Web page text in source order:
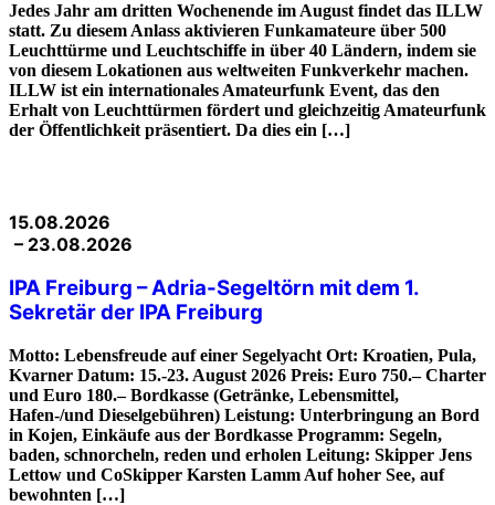
Jedes Jahr am dritten Wochenende im August findet das ILLW
statt. Zu diesem Anlass aktivieren Funkamateure über 500
Leuchttürme und Leuchtschiffe in über 40 Ländern, indem sie
von diesem Lokationen aus weltweiten Funkverkehr machen.
ILLW ist ein internationales Amateurfunk Event, das den
Erhalt von Leuchttürmen fördert und gleichzeitig Amateurfunk
der Öffentlichkeit präsentiert. Da dies ein […]
15.08.2026
– 23.08.2026
IPA Freiburg – Adria-Segeltörn mit dem 1.
Sekretär der IPA Freiburg
Motto: Lebensfreude auf einer Segelyacht Ort: Kroatien, Pula,
Kvarner Datum: 15.-23. August 2026 Preis: Euro 750.– Charter
und Euro 180.– Bordkasse (Getränke, Lebensmittel,
Hafen-/und Dieselgebühren) Leistung: Unterbringung an Bord
in Kojen, Einkäufe aus der Bordkasse Programm: Segeln,
baden, schnorcheln, reden und erholen Leitung: Skipper Jens
Lettow und CoSkipper Karsten Lamm Auf hoher See, auf
bewohnten […]